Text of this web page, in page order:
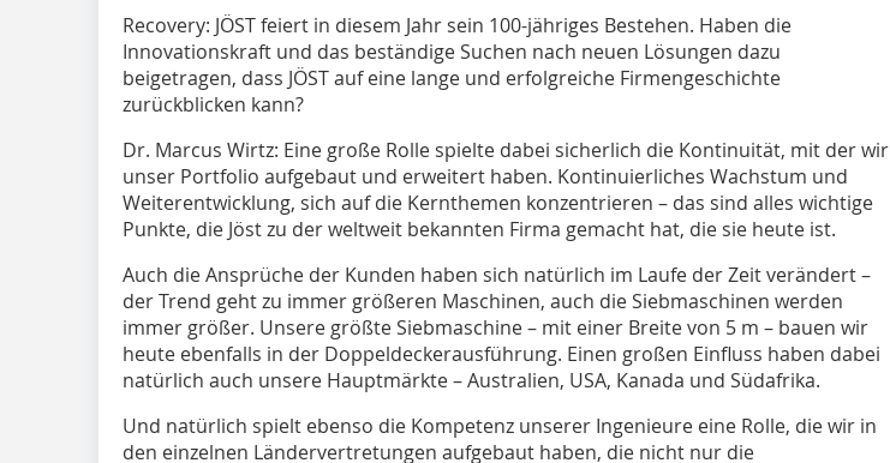
Recovery: JÖST feiert in diesem Jahr sein 100-jähriges Bestehen. Haben die
Innovationskraft und das beständige Suchen nach neuen Lösungen dazu
beigetragen, dass JÖST auf eine lange und erfolgreiche Firmengeschichte
zurückblicken kann?
Dr. Marcus Wirtz: Eine große Rolle spielte dabei sicherlich die Kontinuität, mit der wir
unser Portfolio aufgebaut und erweitert haben. Kontinuierliches Wachstum und
Weiterentwicklung, sich auf die Kernthemen konzentrieren – das sind alles wichtige
Punkte, die Jöst zu der weltweit bekannten Firma gemacht hat, die sie heute ist.
Auch die Ansprüche der Kunden haben sich natürlich im Laufe der Zeit verändert –
der Trend geht zu immer größeren Maschinen, auch die Siebmaschinen werden
immer größer. Unsere größte Siebmaschine – mit einer Breite von 5 m – bauen wir
heute ebenfalls in der Doppeldeckerausführung. Einen großen Einfluss haben dabei
natürlich auch unsere Hauptmärkte – Australien, USA, Kanada und Südafrika.
Und natürlich spielt ebenso die Kompetenz unserer Ingenieure eine Rolle, die wir in
den einzelnen Ländervertretungen aufgebaut haben, die nicht nur die